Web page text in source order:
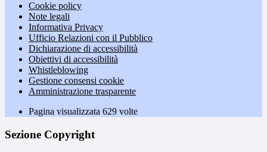
Cookie policy
Note legali
Informativa Privacy
Ufficio Relazioni con il Pubblico
Dichiarazione di accessibilità
Obiettivi di accessibilità
Whistleblowing
Gestione consensi cookie
Amministrazione trasparente
Pagina visualizzata 629 volte
Sezione Copyright